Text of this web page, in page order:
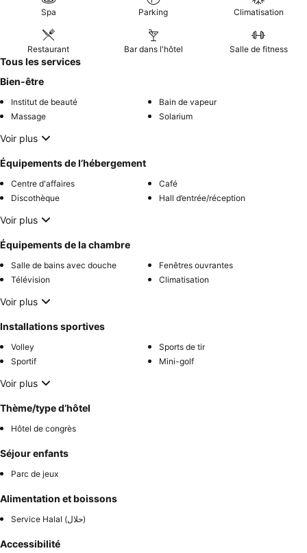
Spa Parking Climatisation
Restaurant Bar dans l'hôtel Salle de fitness
Tous les services
Bien-être
Institut de beauté
Bain de vapeur
Massage
Solarium
Voir plus
Équipements de l’hébergement
Centre d'affaires
Café
Discothèque
Hall d’entrée/réception
Voir plus
Équipements de la chambre
Salle de bains avec douche
Fenêtres ouvrantes
Télévision
Climatisation
Voir plus
Installations sportives
Volley
Sports de tir
Sportif
Mini-golf
Voir plus
Thème/type d’hôtel
Hôtel de congrès
Séjour enfants
Parc de jeux
Alimentation et boissons
Service Halal (حلال)
Accessibilité